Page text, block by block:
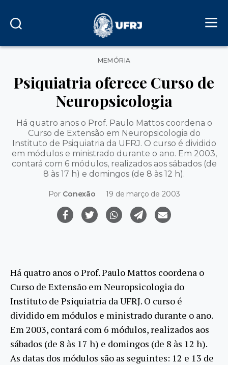
Categorias
MEMÓRIA
Psiquiatria oferece Curso de
Neuropsicologia
Há quatro anos o Prof. Paulo Mattos coordena o
Curso de Extensão em Neuropsicologia do
Instituto de Psiquiatria da UFRJ. O curso é dividido
em módulos e ministrado durante o ano. Em 2003,
contará com 6 módulos, realizados aos sábados (de
8 às 17 h) e domingos (de 8 às 12 h).
Por Conexão 19 de março de 2003
Há quatro anos o Prof. Paulo Mattos coordena o
Curso de Extensão em Neuropsicologia do
Instituto de Psiquiatria da UFRJ. O curso é
dividido em módulos e ministrado durante o ano.
Em 2003, contará com 6 módulos, realizados aos
sábados (de 8 às 17 h) e domingos (de 8 às 12 h).
As datas dos módulos são as seguintes: 12 e 13 de